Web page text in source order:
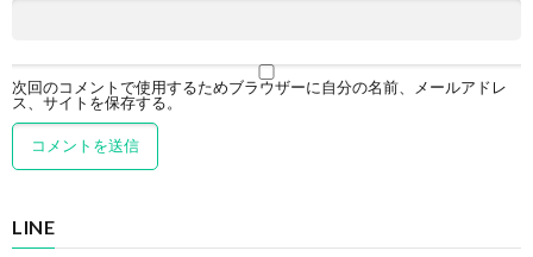
次回のコメントで使用するためブラウザーに自分の名前、メールアドレ
ス、サイトを保存する。
LINE